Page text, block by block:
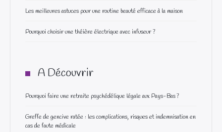
Les meilleures astuces pour une routine beauté efficace à la maison
Pourquoi choisir une théière électrique avec infuseur ?
A Découvrir
Pourquoi faire une retraite psychédélique légale aux Pays-Bas ?
Greffe de gencive ratée : les complications, risques et indemnisation en
cas de faute médicale